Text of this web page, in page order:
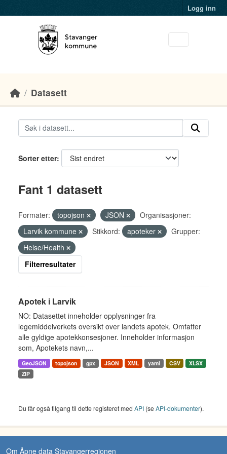
Logg inn
Datasett
Sorter etter
Fant 1 datasett
Formater: topojson JSON
Organisasjoner:
Larvik kommune
Stikkord: apoteker
Grupper:
Helse/Health
Filterresultater
Apotek i Larvik
NO: Datasettet inneholder opplysninger fra
legemiddelverkets oversikt over landets apotek. Omfatter
alle gyldige apotekkonsesjoner. Inneholder informasjon
som, Apotekets navn,...
GeoJSON topojson gpx JSON XML yaml CSV
XLSX
ZIP
Du får også tilgang til dette registeret med API (seAPI-dokumenter).
Om Åpne data Stavangerregionen